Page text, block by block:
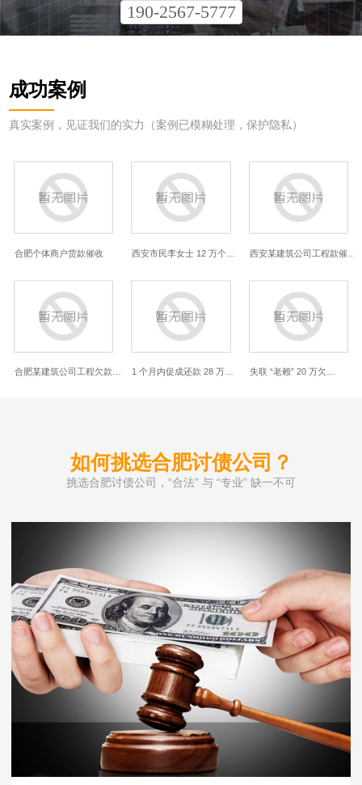
190-2567-5777
成功案例
真实案例，见证我们的实力（案例已模糊处理，保护隐私）
合肥个体商户货款催收
合肥某建筑公司工程欠款…
西安市民李女士 12 万个…
1 个月内促成还款 28 万…
西安某建筑公司工程款催…
失联 “老赖” 20 万欠…
如何挑选合肥讨债公司？
挑选合肥讨债公司，“合法” 与 “专业” 缺一不可